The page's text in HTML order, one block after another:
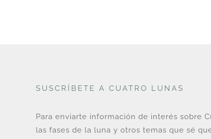
SUSCRÍBETE A CUATRO LUNAS
Para enviarte información de interés sobre
las fases de la luna y otros temas que sé